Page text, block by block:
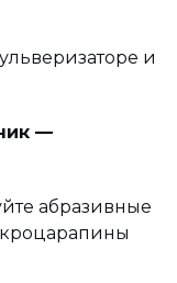
и
—
абразивные